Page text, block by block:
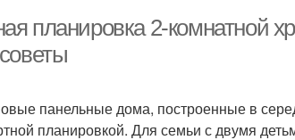
планировка 2-комнатной
панельные дома, построенные в
планировкой. Для семьи с двумя